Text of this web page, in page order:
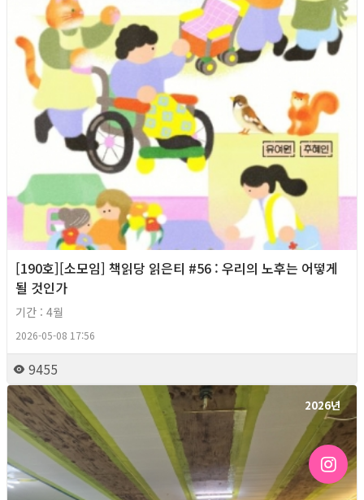
[190호][소모임] 책읽당 읽은티 #56 : 우리의 노후는 어떻게
될 것인가
기간 : 4월
2026-05-08 17:56
9455
2026년